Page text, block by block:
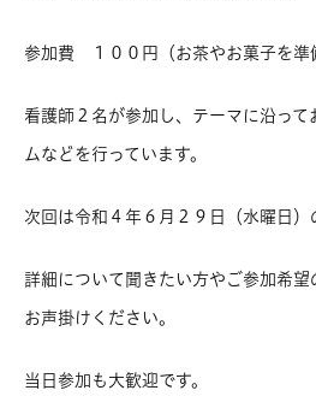
参加費 １００円（お茶やお菓子を準
看護師２名が参加し、テーマに沿っ
ムなどを行っています。
次回は令和４年６月２９日（水曜日）
詳細について聞きたい方やご参加希
お声掛けください。
当日参加も大歓迎です。